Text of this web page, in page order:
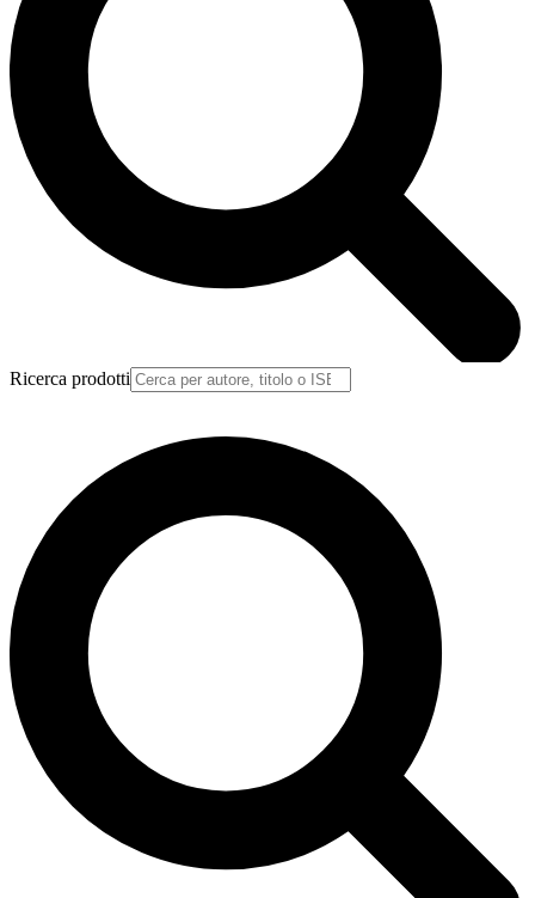
Ricerca prodotti